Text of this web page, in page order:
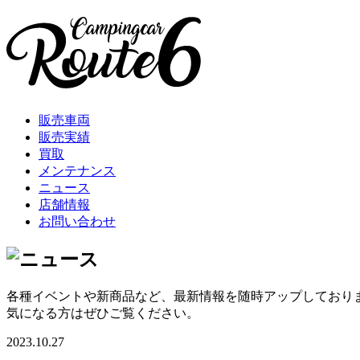
販売車両
販売実績
買取
メンテナンス
ニュース
店舗情報
お問い合わせ
各種イベントや新商品など、最新情報を随時アップしており
気になる方はぜひご覧ください。
2023.10.27